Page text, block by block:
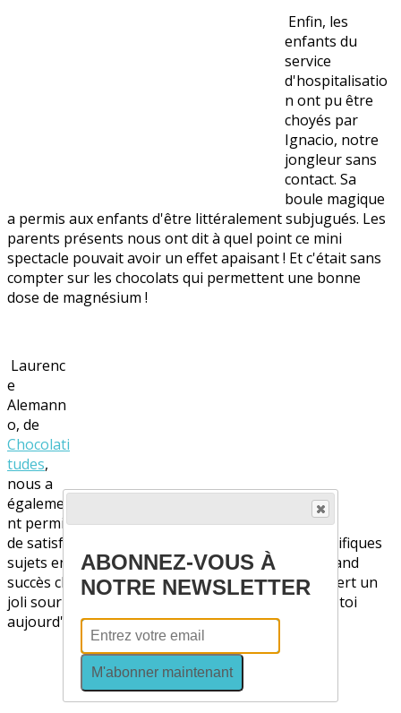
Enfin, les
enfants du
service
d'hospitalisatio
n ont pu être
choyés par
Ignacio, notre
jongleur sans
contact. Sa
boule magique
a permis aux enfants d'être littéralement subjugués. Les
parents présents nous ont dit à quel point ce mini
spectacle pouvait avoir un effet apaisant ! Et c'était sans
compter sur les chocolats qui permettent une bonne
dose de magnésium !
Laurenc
e
Alemann
o, de
Chocolati
tudes,
nous a
égaleme
nt permis
de satisfaire les palais les plus fins avec ses magnifiques
sujets en chocolat Bio. Les poupées ont eu un grand
succès chez les petites filles! Amandine nous a offert un
joli sourire breton. Nous avons une pensée pour toi
aujourd'hui Amandine;-)
ABONNEZ-VOUS À
NOTRE NEWSLETTER
M'abonner maintenant